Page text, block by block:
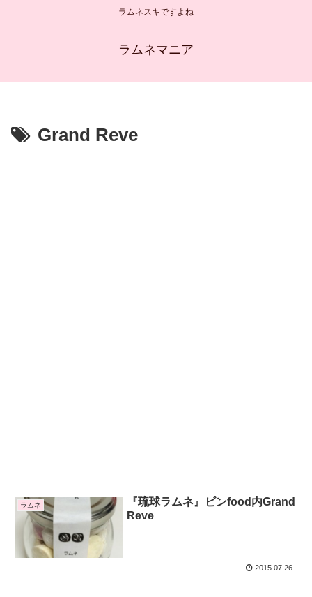
ラムネスキですよね
ラムネマニア
Grand Reve
ラムネ
『琉球ラムネ』ビンfood内Grand
Reve
2015.07.26